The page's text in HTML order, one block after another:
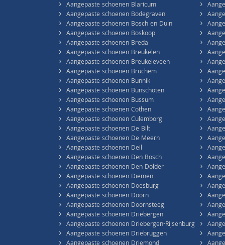
› Aangepaste schoenen Blaricum
› Aangepaste schoenen Bodegraven
› Aangepaste schoenen Bosch en Duin
› Aangepaste schoenen Boskoop
› Aangepaste schoenen Breda
› Aangepaste schoenen Breukelen
› Aangepaste schoenen Breukeleveen
› Aangepaste schoenen Bruchem
› Aangepaste schoenen Bunnik
› Aangepaste schoenen Bunschoten
› Aangepaste schoenen Bussum
› Aangepaste schoenen Cothen
› Aangepaste schoenen Culemborg
› Aangepaste schoenen De Bilt
› Aangepaste schoenen De Meern
› Aangepaste schoenen Deil
› Aangepaste schoenen Den Bosch
› Aangepaste schoenen Den Dolder
› Aangepaste schoenen Diemen
› Aangepaste schoenen Doesburg
› Aangepaste schoenen Doorn
› Aangepaste schoenen Doornsteeg
› Aangepaste schoenen Driebergen
› Aangepaste schoenen Driebergen-Rijsenburg
› Aangepaste schoenen Driebruggen
›
›
›
›
›
›
›
›
›
›
›
›
›
›
›
›
›
›
›
›
›
›
›
›
›